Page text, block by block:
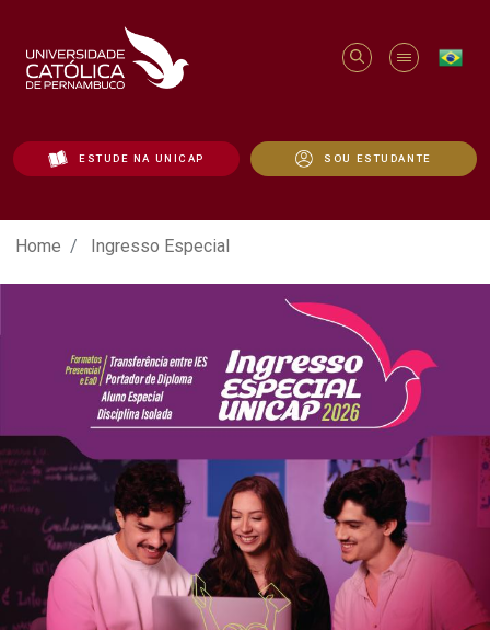
ESTUDE NA UNICAP SOU ESTUDANTE
Ingresso Especial - Unicap
Home Ingresso Especial